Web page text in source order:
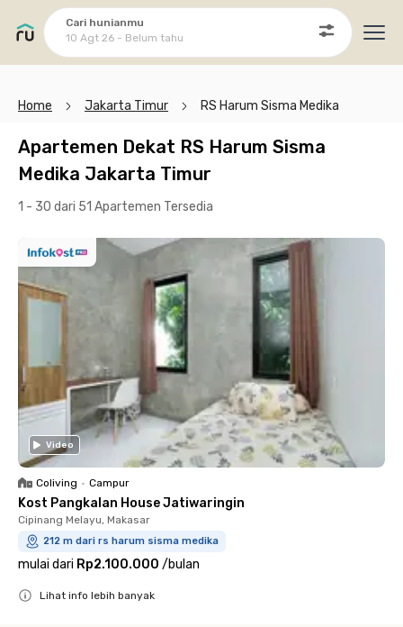
Cari hunianmu
10 Agt 26 - Belum tahu
Home Jakarta Timur RS Harum Sisma Medika
Apartemen Dekat RS Harum Sisma
Medika Jakarta Timur
1 - 30 dari 51 Apartemen Tersedia
Video
Coliving • Campur
Kost Pangkalan House Jatiwaringin
Cipinang Melayu, Makasar
212 m dari rs harum sisma medika
mulai dari Rp2.100.000 /bulan
Lihat info lebih banyak